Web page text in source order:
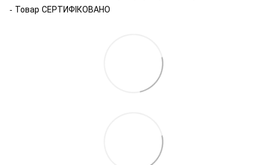
- Товар СЕРТИФІКОВАНО